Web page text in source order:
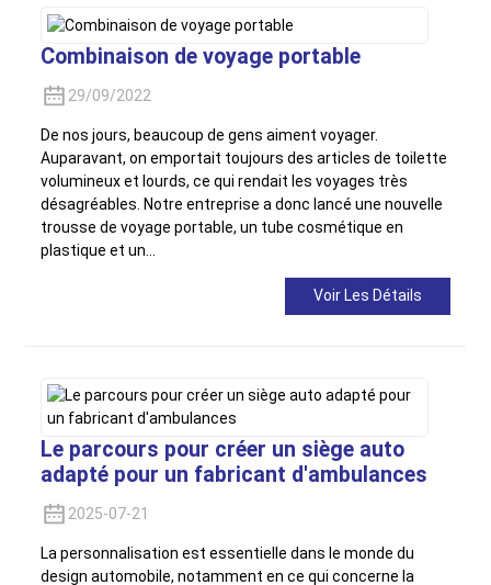
Combinaison de voyage portable
29/09/2022
De nos jours, beaucoup de gens aiment voyager.
Auparavant, on emportait toujours des articles de toilette
volumineux et lourds, ce qui rendait les voyages très
désagréables. Notre entreprise a donc lancé une nouvelle
trousse de voyage portable, un tube cosmétique en
plastique et un…
Voir Les Détails
Le parcours pour créer un siège auto
adapté pour un fabricant d'ambulances
2025-07-21
La personnalisation est essentielle dans le monde du
design automobile, notamment en ce qui concerne la